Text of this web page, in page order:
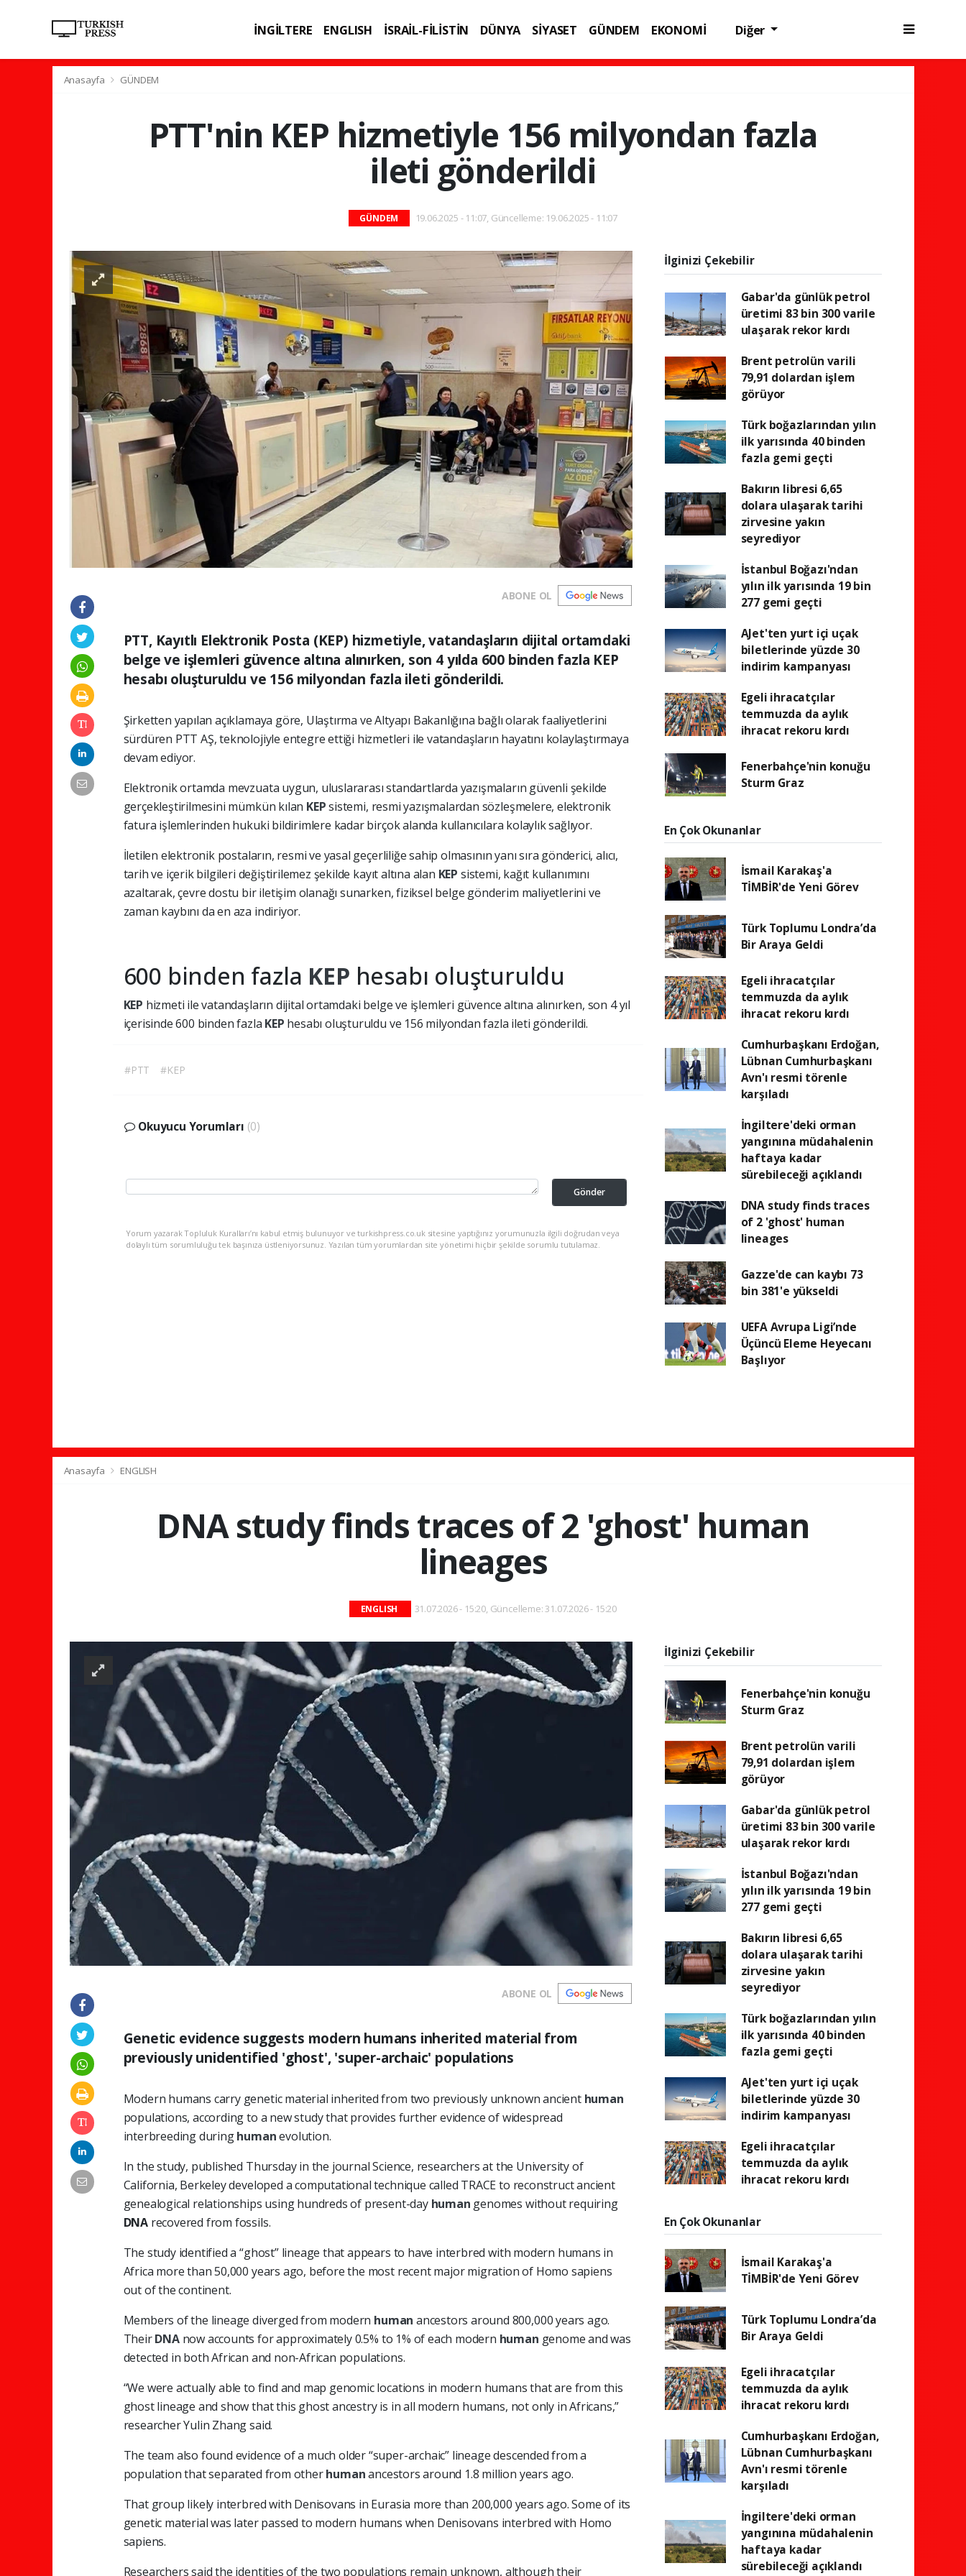
İNGİLTERE ENGLISH İSRAİL-FİLİSTİN DÜNYA SİYASET GÜNDEM
EKONOMİ
Diğer
Anasayfa GÜNDEM
PTT'nin KEP hizmetiyle 156 milyondan fazla
ileti gönderildi
GÜNDEM 19.06.2025 - 11:07, Güncelleme: 19.06.2025 - 11:07
ABONE OL
PTT, Kayıtlı Elektronik Posta (KEP) hizmetiyle, vatandaşların dijital ortamdaki
belge ve işlemleri güvence altına alınırken, son 4 yılda 600 binden fazla KEP
hesabı oluşturuldu ve 156 milyondan fazla ileti gönderildi.
Şirketten yapılan açıklamaya göre, Ulaştırma ve Altyapı Bakanlığına bağlı olarak faaliyetlerini
sürdüren PTT AŞ, teknolojiyle entegre ettiği hizmetleri ile vatandaşların hayatını kolaylaştırmaya
devam ediyor.
Elektronik ortamda mevzuata uygun, uluslararası standartlarda yazışmaların güvenli şekilde
gerçekleştirilmesini mümkün kılan KEPsistemi, resmi yazışmalardan sözleşmelere, elektronik
fatura işlemlerinden hukuki bildirimlere kadar birçok alanda kullanıcılara kolaylık sağlıyor.
İletilen elektronik postaların, resmi ve yasal geçerliliğe sahip olmasının yanı sıra gönderici, alıcı,
tarih ve içerik bilgileri değiştirilemez şekilde kayıt altına alan KEP sistemi, kağıt kullanımını
azaltarak, çevre dostu bir iletişim olanağı sunarken, fiziksel belge gönderim maliyetlerini ve
zaman kaybını da en aza indiriyor.
600 binden fazla KEP hesabı oluşturuldu
KEP hizmeti ile vatandaşların dijital ortamdaki belge ve işlemleri güvence altına alınırken, son 4 yıl
içerisinde 600 binden fazla KEP hesabı oluşturuldu ve 156 milyondan fazla ileti gönderildi.
#PTT #KEP
Okuyucu Yorumları (0)
Gönder
Yorum yazarak Topluluk Kuralları’nı kabul etmiş bulunuyor ve turkishpress.co.uk sitesine yaptığınız yorumunuzla ilgili doğrudan veya
dolaylı tüm sorumluluğu tek başınıza üstleniyorsunuz. Yazılan tüm yorumlardan site yönetimi hiçbir şekilde sorumlu tutulamaz.
İlginizi Çekebilir
Gabar'da günlük petrol
üretimi 83 bin 300 varile
ulaşarak rekor kırdı
Brent petrolün varili
79,91 dolardan işlem
görüyor
Türk boğazlarından yılın
ilk yarısında 40 binden
fazla gemi geçti
Bakırın libresi 6,65
dolara ulaşarak tarihi
zirvesine yakın
seyrediyor
İstanbul Boğazı'ndan
yılın ilk yarısında 19 bin
277 gemi geçti
AJet'ten yurt içi uçak
biletlerinde yüzde 30
indirim kampanyası
Egeli ihracatçılar
temmuzda da aylık
ihracat rekoru kırdı
Fenerbahçe'nin konuğu
Sturm Graz
En Çok Okunanlar
İsmail Karakaş'a
TİMBİR'de Yeni Görev
Türk Toplumu Londra’da
Bir Araya Geldi
Egeli ihracatçılar
temmuzda da aylık
ihracat rekoru kırdı
Cumhurbaşkanı Erdoğan,
Lübnan Cumhurbaşkanı
Avn'ı resmi törenle
karşıladı
İngiltere'deki orman
yangınına müdahalenin
haftaya kadar
sürebileceği açıklandı
DNA study finds traces
of 2 'ghost' human
lineages
Gazze'de can kaybı 73
bin 381'e yükseldi
UEFA Avrupa Ligi’nde
Üçüncü Eleme Heyecanı
Başlıyor
Anasayfa ENGLISH
DNA study finds traces of 2 'ghost' human
lineages
ENGLISH 31.07.2026 - 15:20, Güncelleme: 31.07.2026 - 15:20
ABONE OL
Genetic evidence suggests modern humans inherited material from
previously unidentified 'ghost', 'super-archaic' populations
Modern humans carry genetic material inherited from two previously unknown ancient human
populations, according to a new study that provides further evidence of widespread
interbreeding duringhumanevolution.
In the study, published Thursday in the journal Science, researchers at the University of
California, Berkeley developed a computational technique called TRACE to reconstruct ancient
genealogical relationships using hundreds of present-day human genomes without requiring
DNArecovered from fossils.
The study identified a “ghost” lineage that appears to have interbred with modern humans in
Africa more than 50,000 years ago, before the most recent major migration of Homo sapiens
out of the continent.
Members of the lineage diverged from modern human ancestors around 800,000 years ago.
TheirDNA now accounts for approximately 0.5% to 1% of each modern human genome and was
detected in both African and non-African populations.
“We were actually able to find and map genomic locations in modern humans that are from this
ghost lineage and show that this ghost ancestry is in all modern humans, not only in Africans,”
researcher Yulin Zhang said.
The team also found evidence of a much older “super-archaic” lineage descended from a
population that separated from otherhumanancestors around 1.8 million years ago.
That group likely interbred with Denisovans in Eurasia more than 200,000 years ago. Some of its
genetic material was later passed to modern humans when Denisovans interbred with Homo
sapiens.
Researchers said the identities of the two populations remain unknown, although their
İlginizi Çekebilir
Fenerbahçe'nin konuğu
Sturm Graz
Brent petrolün varili
79,91 dolardan işlem
görüyor
Gabar'da günlük petrol
üretimi 83 bin 300 varile
ulaşarak rekor kırdı
İstanbul Boğazı'ndan
yılın ilk yarısında 19 bin
277 gemi geçti
Bakırın libresi 6,65
dolara ulaşarak tarihi
zirvesine yakın
seyrediyor
Türk boğazlarından yılın
ilk yarısında 40 binden
fazla gemi geçti
AJet'ten yurt içi uçak
biletlerinde yüzde 30
indirim kampanyası
Egeli ihracatçılar
temmuzda da aylık
ihracat rekoru kırdı
En Çok Okunanlar
İsmail Karakaş'a
TİMBİR'de Yeni Görev
Türk Toplumu Londra’da
Bir Araya Geldi
Egeli ihracatçılar
temmuzda da aylık
ihracat rekoru kırdı
Cumhurbaşkanı Erdoğan,
Lübnan Cumhurbaşkanı
Avn'ı resmi törenle
karşıladı
İngiltere'deki orman
yangınına müdahalenin
haftaya kadar
sürebileceği açıklandı